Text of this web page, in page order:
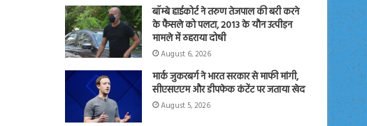
बॉम्बे हाईकोर्ट ने तरुण तेजपाल की बरी करने
के फैसले को पलटा, 2013 के यौन उत्पीड़न
मामले में ठहराया दोषी
August 6, 2026
मार्क जुकरबर्ग ने भारत सरकार से माफी मांगी,
सीएसएएम और डीपफेक कंटेंट पर जताया खेद
August 5, 2026